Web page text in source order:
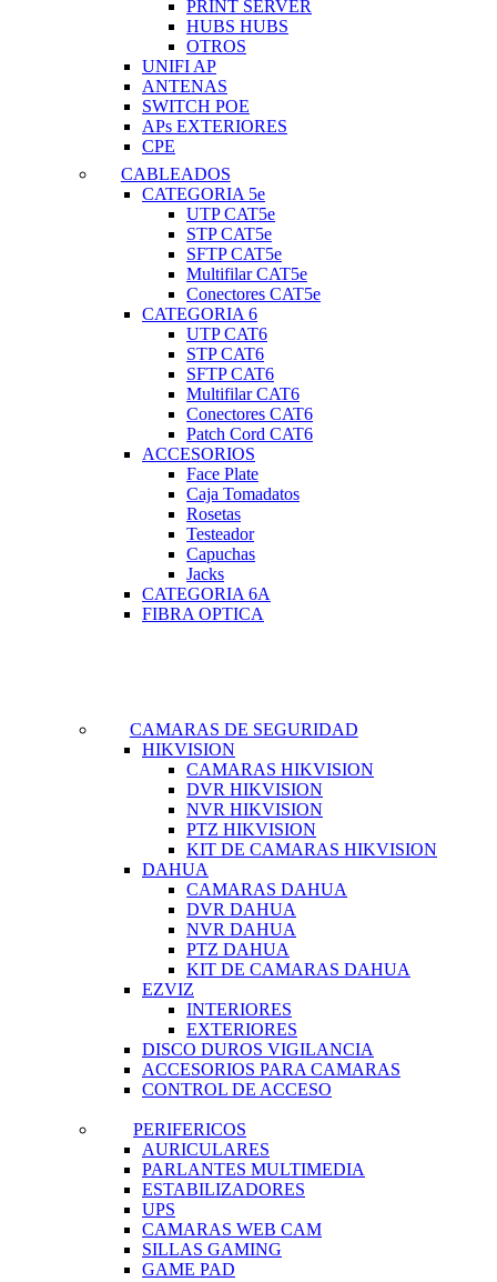
PRINT SERVER
HUBS HUBS
OTROS
UNIFI AP
ANTENAS
SWITCH POE
APs EXTERIORES
CPE
CABLEADOS
CATEGORIA 5e
UTP CAT5e
STP CAT5e
SFTP CAT5e
Multifilar CAT5e
Conectores CAT5e
CATEGORIA 6
UTP CAT6
STP CAT6
SFTP CAT6
Multifilar CAT6
Conectores CAT6
Patch Cord CAT6
ACCESORIOS
Face Plate
Caja Tomadatos
Rosetas
Testeador
Capuchas
Jacks
CATEGORIA 6A
FIBRA OPTICA
CAMARAS DE SEGURIDAD
HIKVISION
CAMARAS HIKVISION
DVR HIKVISION
NVR HIKVISION
PTZ HIKVISION
KIT DE CAMARAS HIKVISION
DAHUA
CAMARAS DAHUA
DVR DAHUA
NVR DAHUA
PTZ DAHUA
KIT DE CAMARAS DAHUA
EZVIZ
INTERIORES
EXTERIORES
DISCO DUROS VIGILANCIA
ACCESORIOS PARA CAMARAS
CONTROL DE ACCESO
PERIFERICOS
AURICULARES
PARLANTES MULTIMEDIA
ESTABILIZADORES
UPS
CAMARAS WEB CAM
SILLAS GAMING
GAME PAD